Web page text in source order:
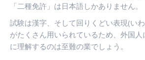
「二種免許」は日本語しかありません。
試験は漢字、そして回りくどい表現(い
がたくさん用いられているため、外国
に理解するのは至難の業でしょう。